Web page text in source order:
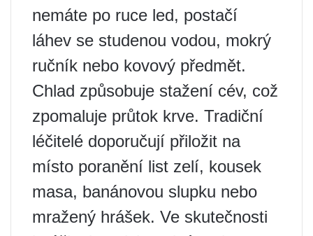
nemáte po ruce led, postačí
láhev se studenou vodou, mokrý
ručník nebo kovový předmět.
Chlad způsobuje stažení cév, což
zpomaluje průtok krve. Tradiční
léčitelé doporučují přiložit na
místo poranění list zelí, kousek
masa, banánovou slupku nebo
mražený hrášek. Ve skutečnosti